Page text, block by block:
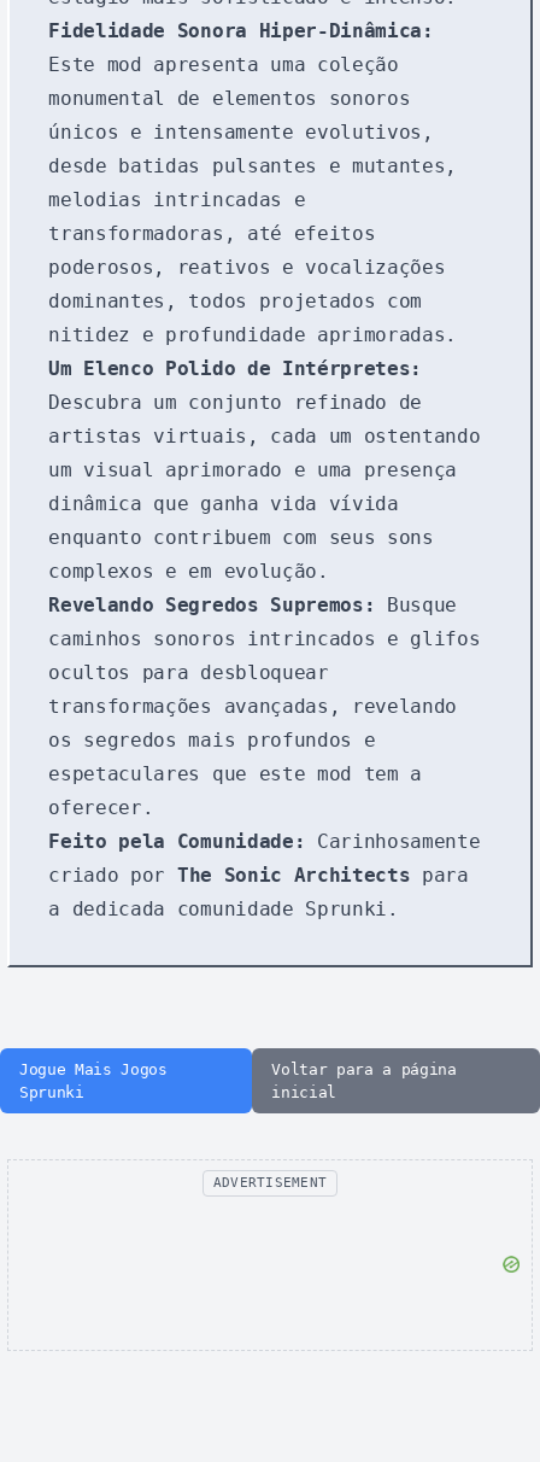
Fidelidade Sonora Hiper-Dinâmica:
Este mod apresenta uma coleção
monumental de elementos sonoros
únicos e intensamente evolutivos,
desde batidas pulsantes e mutantes,
melodias intrincadas e
transformadoras, até efeitos
poderosos, reativos e vocalizações
dominantes, todos projetados com
nitidez e profundidade aprimoradas.
Um Elenco Polido de Intérpretes:
Descubra um conjunto refinado de
artistas virtuais, cada um ostentando
um visual aprimorado e uma presença
dinâmica que ganha vida vívida
enquanto contribuem com seus sons
complexos e em evolução.
Revelando Segredos Supremos:
Busque
caminhos sonoros intrincados e glifos
ocultos para desbloquear
transformações avançadas, revelando
os segredos mais profundos e
espetaculares que este mod tem a
oferecer.
Feito pela Comunidade:
Carinhosamente
criado por The Sonic Architects para
a dedicada comunidade Sprunki.
Jogue Mais Jogos
Sprunki
Voltar para a página
inicial
ADVERTISEMENT